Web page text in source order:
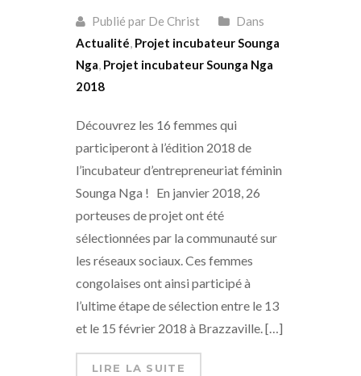
Publié par De Christ
Dans
Actualité Projet incubateur Sounga
Nga Projet incubateur Sounga Nga
2018
Découvrez les 16 femmes qui
participeront à l’édition 2018 de
l’incubateur d’entrepreneuriat féminin
Sounga Nga ! En janvier 2018, 26
porteuses de projet ont été
sélectionnées par la communauté sur
les réseaux sociaux. Ces femmes
congolaises ont ainsi participé à
l’ultime étape de sélection entre le 13
et le 15 février 2018 à Brazzaville. […]
LIRE LA SUITE